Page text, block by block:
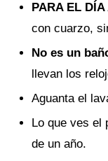
PARA EL
con cuarzo,
No es un
llevan los
Aguanta el
Lo que ves el
de un año.